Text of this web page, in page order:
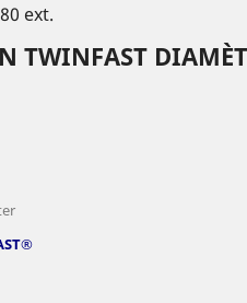
ext.
TWINFAST